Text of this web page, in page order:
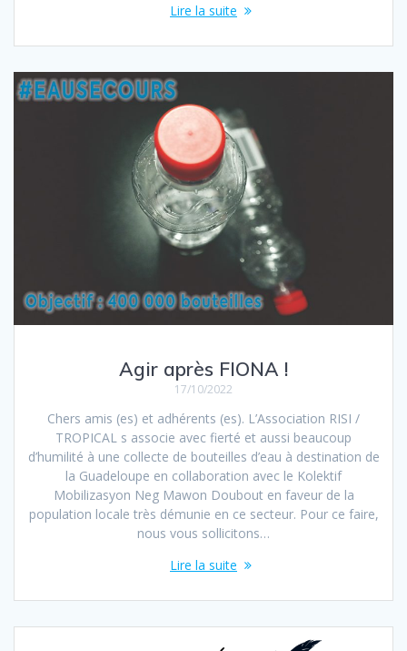
Lire la suite
Agir après FIONA !
17/10/2022
Chers amis (es) et adhérents (es). L’Association RISI /
TROPICAL s associe avec fierté et aussi beaucoup
d’humilité à une collecte de bouteilles d’eau à destination de
la Guadeloupe en collaboration avec le Kolektif
Mobilizasyon Neg Mawon Doubout en faveur de la
population locale très démunie en ce secteur. Pour ce faire,
nous vous sollicitons…
Lire la suite